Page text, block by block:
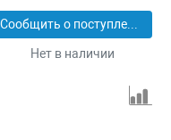
Сообщить о поступлении
Нет в наличии